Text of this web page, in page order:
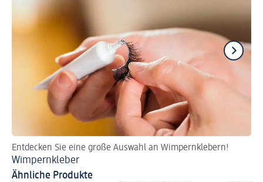
Entdecken Sie eine große Auswahl an Wimpernklebern!
Wimpernkleber
Ähnliche Produkte